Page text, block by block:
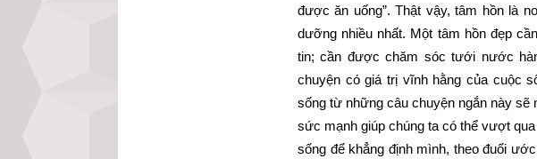
được ăn uống”. Thật vậy, tâm hồn là
dưỡng nhiều nhất. Một tâm hồn đẹp
tin; cần được chăm sóc tưới nước
chuyện có giá trị vĩnh hằng của cuộc
sống từ những câu chuyện ngắn này sẽ
sức mạnh giúp chúng ta có thể vượt
sống để khẳng định mình, theo đuổi